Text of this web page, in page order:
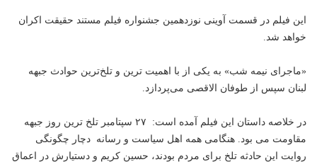
این فیلم در قسمت آوینی نوزدهمین جشنواره فیلم مستند حقیقت اکران
خواهد شد.
«ماجرای نیمه شب» به یکی از با اهمیت ترین و تلخ‌ترین حوادث جبهه
لبنان سپس از طوفان الاقصی می‌پردازد.
در خلاصه داستان این فیلم آمده است: ۲۷ سپتامبر تلخ ترین روز جبهه
مقاومت می بود. هنگامی همه اهل سیاست و رسانه دچار چگونگی
روایت این حادثه تلخ برای مردم بودند، حسین کریم و دستیارش در اعماق